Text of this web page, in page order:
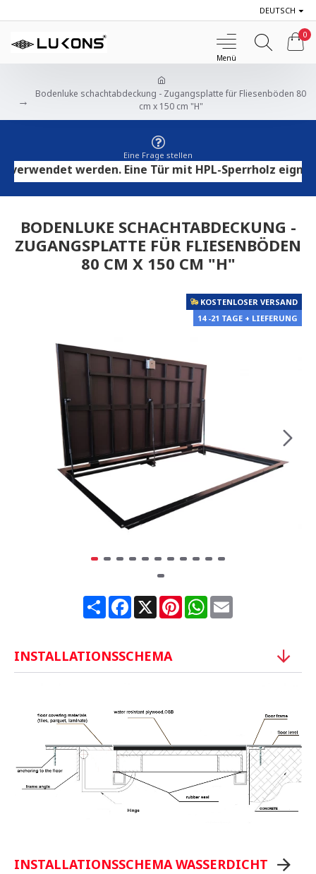
DEUTSCH
0
Bodenluke schachtabdeckung - Zugangsplatte für Fliesenböden 80
cm x 150 cm "H"
Eine Frage stellen
werden. Eine Tür mit HPL-Sperrholz eignet
BODENLUKE SCHACHTABDECKUNG -
ZUGANGSPLATTE FÜR FLIESENBÖDEN
80 CM X 150 CM "H"
KOSTENLOSER VERSAND
14 -21 TAGE + LIEFERUNG
ShareFacebook
X PinterestWhatsApp
Email
INSTALLATIONSSCHEMA
INSTALLATIONSSCHEMA WASSERDICHT